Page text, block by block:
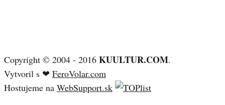
Copyright © 2004 - 2016 KUULTUR.COM.
Vytvoril s ❤ FeroVolar.com
Hostujeme na WebSupport.sk